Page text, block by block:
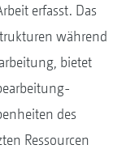
erfasst. Das
während
bietet
des
Ressourcen